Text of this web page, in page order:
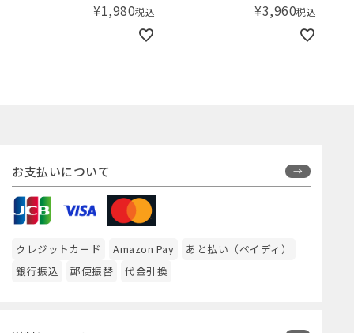
¥1,980税込 ¥3,960税込
お支払いについて
クレジットカード Amazon Pay
あと払い（ペイディ）
銀行振込
郵便振替 代金引換